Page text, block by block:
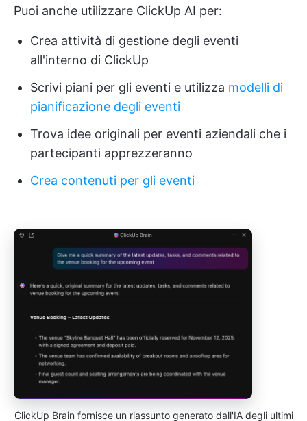
Puoi anche utilizzare ClickUp AI per:
Crea attività di gestione degli eventi
all'interno di ClickUp
Scrivi piani per gli eventi e utilizza modelli di
pianificazione degli eventi
Trova idee originali per eventi aziendali che i
partecipanti apprezzeranno
Crea contenuti per gli eventi
ClickUp Brain fornisce un riassunto generato dall'IA degli ultimi